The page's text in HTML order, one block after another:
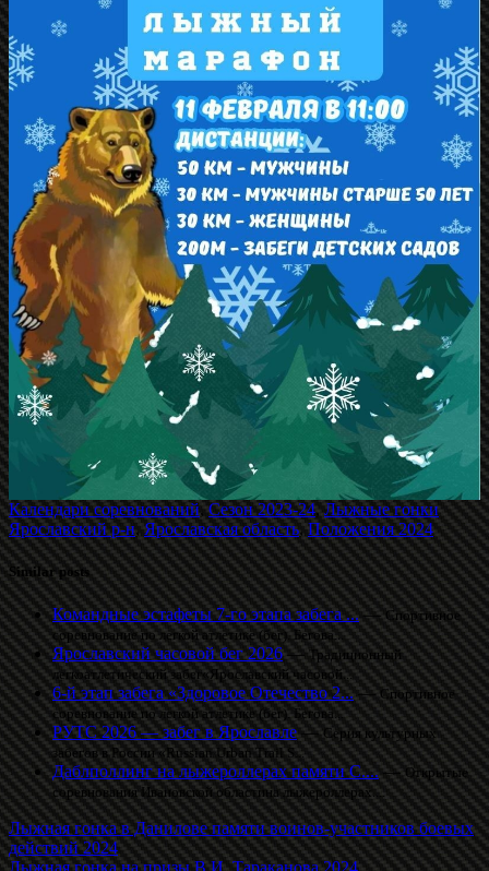
Календари соревнований,Сезон 2023-24,Лыжные гонки
Ярославский р-н,Ярославская область,Положения 2024
Similar posts
Командные эстафеты 7-го этапа забега ...—Спортивное
соревнование по легкой атлетике (бег). Бегова...
Ярославский часовой бег 2026—Традиционный
легкоатлетический забег«Ярославский часовой...
6-й этап забега «Здоровое Отечество 2...—Спортивное
соревнование по легкой атлетике (бег). Бегова...
РУТС 2026 — забег в Ярославле—Серия культурных
забегов в России «Russian Urban Trail S...
Даблполлинг на лыжероллерах памяти С....—Открытые
соревнования Ивановской областина лыжероллерах....
Лыжная гонка в Данилове памяти воинов-участников боевых
действий 2024